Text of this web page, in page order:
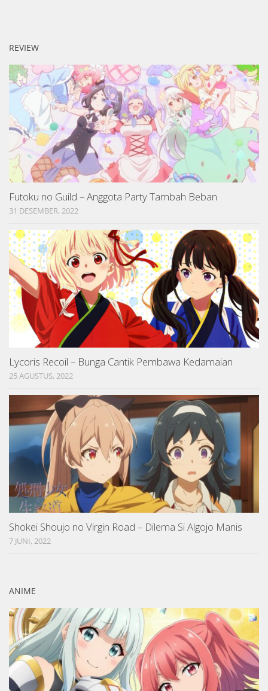
REVIEW
Futoku no Guild – Anggota Party Tambah Beban
31 DESEMBER, 2022
Lycoris Recoil – Bunga Cantik Pembawa Kedamaian
25 AGUSTUS, 2022
Shokei Shoujo no Virgin Road – Dilema Si Algojo Manis
7 JUNI, 2022
ANIME